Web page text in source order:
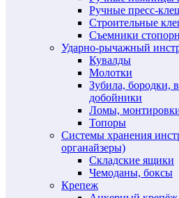
Ручные пресс-
Строительные
Съемники
Ударно-рычажный
Кувалды
Молотки
Зубила, бородки,
добойники
Ломы,
Топоры
Системы хранения
органайзеры)
Складские ящики
Чемоданы, боксы
Крепеж